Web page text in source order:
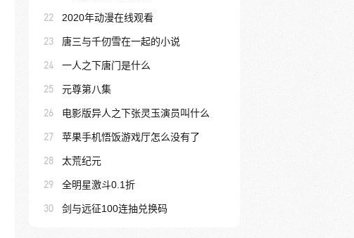
22 2020年动漫在线观看
23 唐三与千仞雪在一起的小说
24 一人之下唐门是什么
25 元尊第八集
26 电影版异人之下张灵玉演员叫什么
27 苹果手机悟饭游戏厅怎么没有了
28 太荒纪元
29 全明星激斗0.1折
30 剑与远征100连抽兑换码